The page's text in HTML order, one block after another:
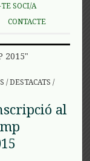
TE SOCI/A
CONTACTE
2015"
/DESTACATS /
al